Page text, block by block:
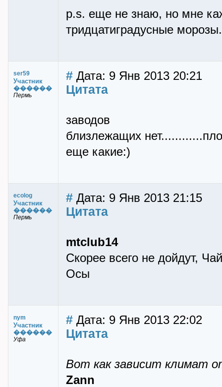
p.s. еще не знаю, но мне
тридцатиградусные морозы.
ser59
Участник
������
Пермь
# Дата: 9 Янв 2013 20:21
Цитата
заводов
близлежащих
еще какие:)
ecolog
Участник
������
Пермь
# Дата: 9 Янв 2013 21:15
Цитата
mtclub14
Скорее всего не дойдут,
Осы
nym
Участник
������
Уфа
# Дата: 9 Янв 2013 22:02
Цитата
Вот как зависит климат
Zann